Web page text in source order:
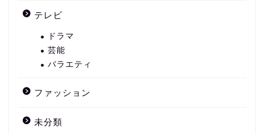
テレビ
ドラマ
芸能
バラエティ
ファッション
未分類